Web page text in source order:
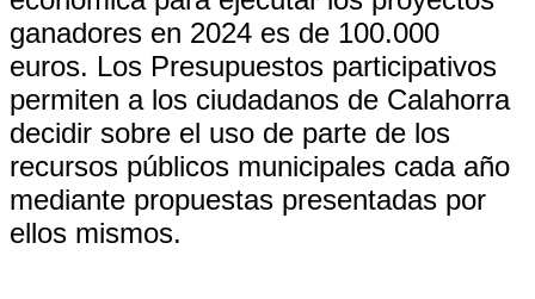
ganadores en 2024 es de 100.000
euros. Los Presupuestos participativos
permiten a los ciudadanos de Calahorra
decidir sobre el uso de parte de los
recursos públicos municipales cada año
mediante propuestas presentadas por
ellos mismos.